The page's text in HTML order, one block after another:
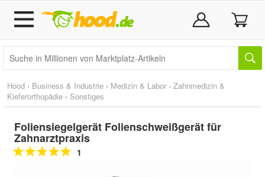
Hood › Business & Industrie › Medizin & Labor › Zahnmedizin &
Kieferorthopädie › Sonstiges
Foliensiegelgerät Folienschweißgerät für
Zahnarztpraxis
1